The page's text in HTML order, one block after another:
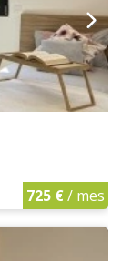
725 €/ mes